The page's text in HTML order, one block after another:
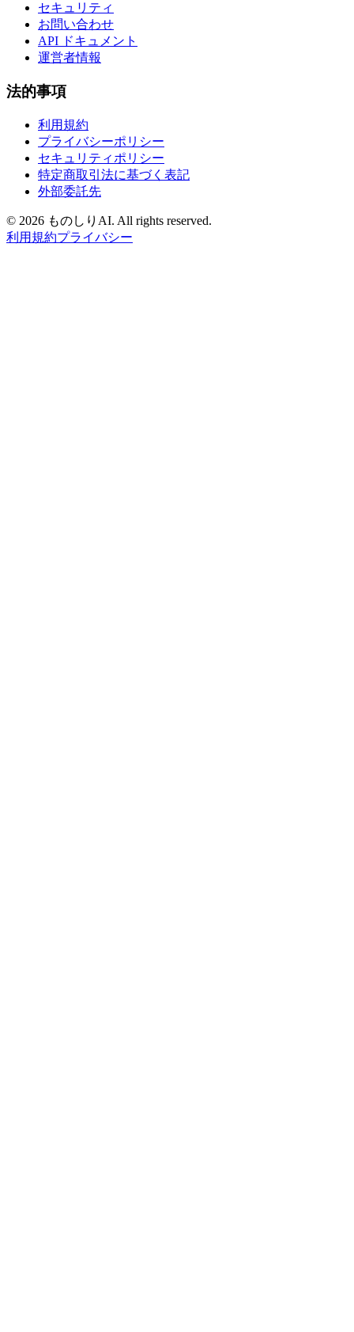
セキュリティ
お問い合わせ
API ドキュメント
運営者情報
法的事項
利用規約
プライバシーポリシー
セキュリティポリシー
特定商取引法に基づく表記
外部委託先
© 2026 ものしりAI. All rights reserved.
利用規約プライバシー